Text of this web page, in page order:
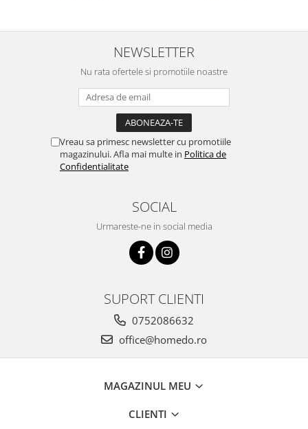
NEWSLETTER
Nu rata ofertele si promotiile noastre
Vreau sa primesc newsletter cu promotiile
magazinului. Afla mai multe in Politica de
Confidentialitate
SOCIAL
Urmareste-ne in social media
SUPORT CLIENTI
0752086632
office@homedo.ro
MAGAZINUL MEU
CLIENTI